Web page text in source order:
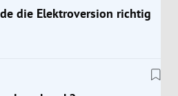
die Elektroversion richtig